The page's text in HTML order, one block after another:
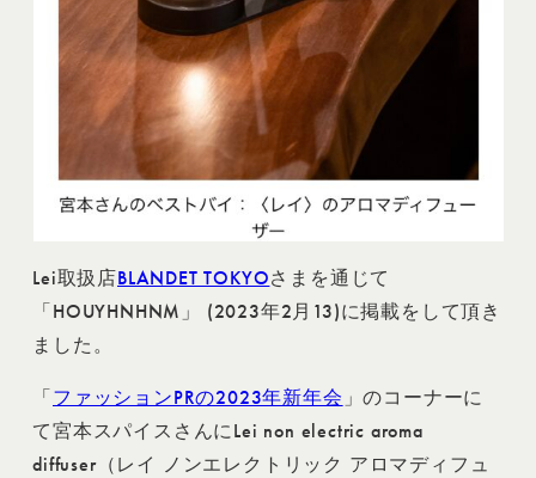
Lei取扱店BLANDET TOKYOさまを通じて
「HOUYHNHNM」 (2023年2月13)に掲載をして頂き
ました。
「ファッションPRの2023年新年会 」のコーナーに
て宮本スパイスさんにLei non electric aroma
diffuser（レイ ノンエレクトリック アロマディフュ